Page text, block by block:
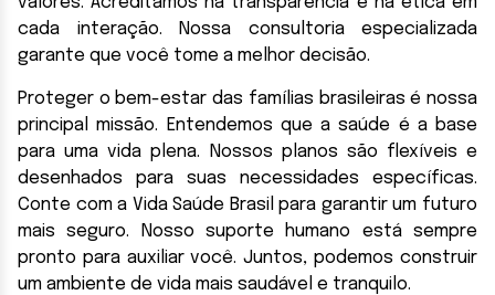
cada interação. Nossa consultoria especializada
garante que você tome a melhor decisão.
Proteger o bem-estar das famílias brasileiras é nossa
principal missão. Entendemos que a saúde é a base
para uma vida plena. Nossos planos são flexíveis e
desenhados para suas necessidades específicas.
Conte com a Vida Saúde Brasil para garantir um futuro
mais seguro. Nosso suporte humano está sempre
pronto para auxiliar você. Juntos, podemos construir
um ambiente de vida mais saudável e tranquilo.